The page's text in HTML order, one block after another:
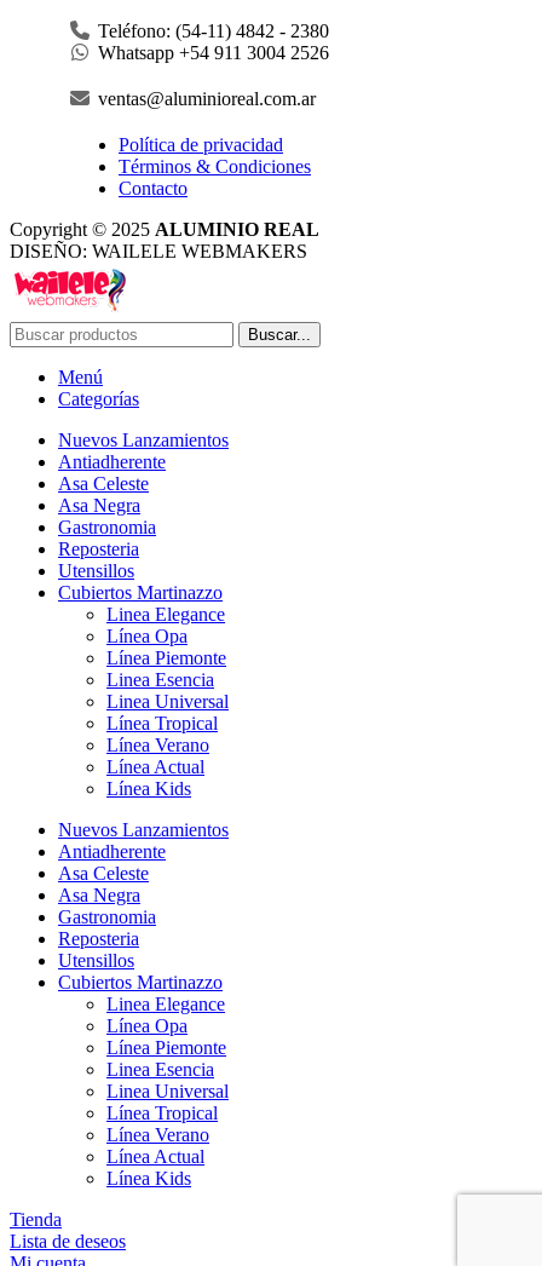
Teléfono: (54-11) 4842 - 2380
Whatsapp +54 911 3004 2526
ventas@aluminioreal.com.ar
Política de privacidad
Términos & Condiciones
Contacto
Copyright © 2025 ALUMINIO REAL
DISEÑO: WAILELE WEBMAKERS
Buscar...
Menú
Categorías
Nuevos Lanzamientos
Antiadherente
Asa Celeste
Asa Negra
Gastronomia
Reposteria
Utensillos
Cubiertos Martinazzo
Linea Elegance
Línea Opa
Línea Piemonte
Linea Esencia
Linea Universal
Línea Tropical
Línea Verano
Línea Actual
Línea Kids
Nuevos Lanzamientos
Antiadherente
Asa Celeste
Asa Negra
Gastronomia
Reposteria
Utensillos
Cubiertos Martinazzo
Linea Elegance
Línea Opa
Línea Piemonte
Linea Esencia
Linea Universal
Línea Tropical
Línea Verano
Línea Actual
Línea Kids
Tienda
Lista de deseos